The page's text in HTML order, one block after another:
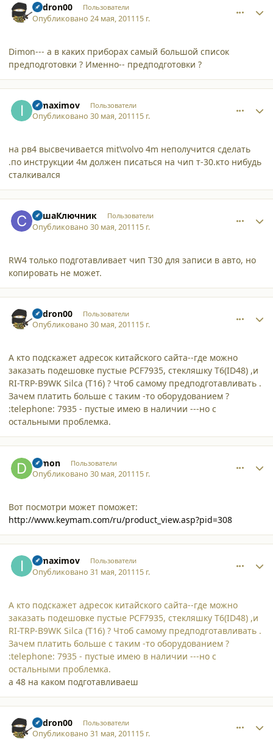
andron00 Пользователи
Опубликовано24 мая, 201115 г.
Dimon--- а в каких приборах самый большой список
предподготовки ? Именно-- предподготовки ?
ipmaximov Пользователи
Опубликовано30 мая, 201115 г.
на рв4 высвечивается mit\volvo 4m неполучится сделать
.по инструкции 4м должен писаться на чип т-30.кто нибудь
сталкивался
СашаКлючник Пользователи
Опубликовано30 мая, 201115 г.
RW4 только подготавливает чип Т30 для записи в авто, но
копировать не может.
andron00 Пользователи
Опубликовано30 мая, 201115 г.
А кто подскажет адресок китайского сайта--где можно
заказать подешовке пустые PCF7935, стекляшку T6(ID48) ,и
RI-TRP-B9WK Silca (T16) ? Чтоб самому предподготавливать .
Зачем платить больше с таким -то оборудованием ?
:telephone: 7935 - пустые имею в наличии ---но с
остальными проблемка.
Dimon Пользователи
Опубликовано30 мая, 201115 г.
Вот посмотри может поможет:
http://www.keymam.com/ru/product_view.asp?pid=308
ipmaximov Пользователи
Опубликовано31 мая, 201115 г.
А кто подскажет адресок китайского сайта--где можно
заказать подешовке пустые PCF7935, стекляшку T6(ID48) ,и
RI-TRP-B9WK Silca (T16) ? Чтоб самому предподготавливать .
Зачем платить больше с таким -то оборудованием ?
:telephone: 7935 - пустые имею в наличии ---но с
остальными проблемка.
а 48 на каком подготавливаеш
andron00 Пользователи
Опубликовано31 мая, 201115 г.